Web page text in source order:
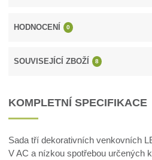
HODNOCENÍ 0
SOUVISEJÍCÍ ZBOŽÍ 8
KOMPLETNÍ SPECIFIKACE
Sada tří dekorativních venkovních
V AC a nízkou spotřebou určených